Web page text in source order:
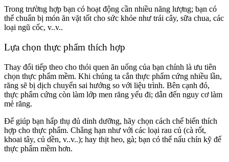
Trong trường hợp bạn có hoạt động cần nhiều năng lượng; bạn có
thể chuẩn bị món ăn vặt tốt cho sức khỏe như trái cây, sữa chua, các
loại ngũ cốc, v..v..
Lựa chọn thực phẩm thích hợp
Thay đổi tiếp theo cho thói quen ăn uống của bạn chính là ưu tiên
chọn thực phẩm mềm. Khi chúng ta cắn thực phẩm cứng nhiều lần,
răng sẽ bị dịch chuyển sai hướng so với liệu trình. Bên cạnh đó,
thực phẩm cứng còn làm lớp men răng yếu đi; dẫn đến nguy cơ làm
mẻ răng.
Để giúp bạn hấp thụ đủ dinh dưỡng, hãy chọn cách chế biến thích
hợp cho thực phẩm. Chẳng hạn như với các loại rau củ (cà rốt,
khoai tây, củ dền, v..v..); hay thịt heo, gà; bạn có thể nấu chín kỹ để
thực phẩm mềm hơn.